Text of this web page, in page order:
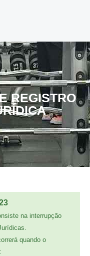
REGISTRO
na interrupção
quando o